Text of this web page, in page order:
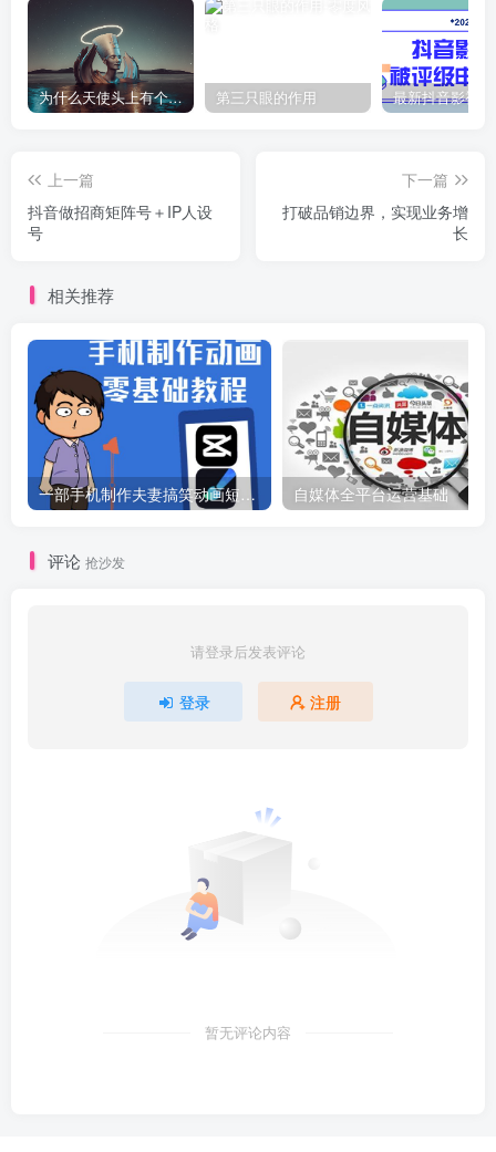
为什么天使头上有个圈？ 第三只眼的作用
上一篇
抖音做招商矩阵号＋IP人设
号
下一篇
打破品销边界，实现业务增
长
相关推荐
一部手机制作夫妻搞笑动画短视频教程，零基础也能快速上手 自媒体全平台运营基础
评论 抢沙发
请登录后发表评论
登录 注册
暂无评论内容